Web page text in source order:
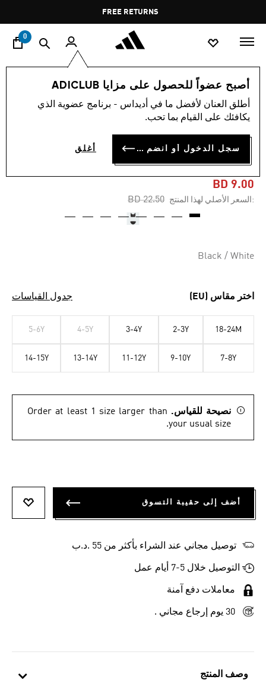
Pause
promotion
rotation
FREE RETURNS
0
أصبح عضواً للحصول على مزايا ADICLUB
أطلق العنان لأفضل ما في أديداس - برنامج عضوية الذي
يكافئك على القيام بما تحب.
سجل الدخول أو انضم الآن أغلق
وصف المنتج
الأطفال الملابس
-60%
بدلة سباحة ORIGINALS
ADICOLOR 3-STRIPES
BD 9.00
:السعر الأصلي لهذا المنتج Price reduced from
BD 22.50
to
Black / White
اختر مقاس (EU) جدول القياسات
18-24M
2-3Y
3-4Y
4-5Y
5-6Y
7-8Y
9-10Y
11-12Y
13-14Y
14-15Y
نصيحة للقياس. Order at least 1 size larger than
your usual size.
أضف إلى حقيبة التسوق
توصيل مجاني عند الشراء بأكثر من 55 .د.ب‎
التوصيل خلال 5-7 أيام عمل
معاملات دفع آمنة